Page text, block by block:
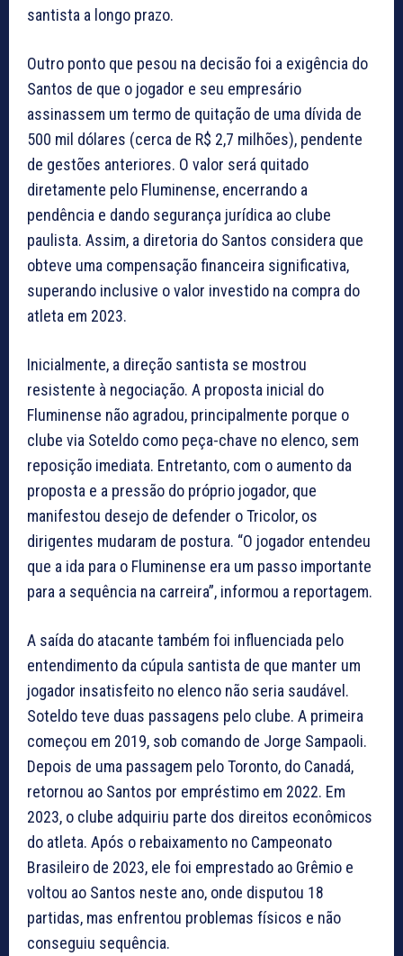
santista a longo prazo.
Outro ponto que pesou na decisão foi a exigência do
Santos de que o jogador e seu empresário
assinassem um termo de quitação de uma dívida de
500 mil dólares (cerca de R$ 2,7 milhões), pendente
de gestões anteriores. O valor será quitado
diretamente pelo Fluminense, encerrando a
pendência e dando segurança jurídica ao clube
paulista. Assim, a diretoria do Santos considera que
obteve uma compensação financeira significativa,
superando inclusive o valor investido na compra do
atleta em 2023.
Inicialmente, a direção santista se mostrou
resistente à negociação. A proposta inicial do
Fluminense não agradou, principalmente porque o
clube via Soteldo como peça-chave no elenco, sem
reposição imediata. Entretanto, com o aumento da
proposta e a pressão do próprio jogador, que
manifestou desejo de defender o Tricolor, os
dirigentes mudaram de postura. “O jogador entendeu
que a ida para o Fluminense era um passo importante
para a sequência na carreira”, informou a reportagem.
A saída do atacante também foi influenciada pelo
entendimento da cúpula santista de que manter um
jogador insatisfeito no elenco não seria saudável.
Soteldo teve duas passagens pelo clube. A primeira
começou em 2019, sob comando de Jorge Sampaoli.
Depois de uma passagem pelo Toronto, do Canadá,
retornou ao Santos por empréstimo em 2022. Em
2023, o clube adquiriu parte dos direitos econômicos
do atleta. Após o rebaixamento no Campeonato
Brasileiro de 2023, ele foi emprestado ao Grêmio e
voltou ao Santos neste ano, onde disputou 18
partidas, mas enfrentou problemas físicos e não
conseguiu sequência.